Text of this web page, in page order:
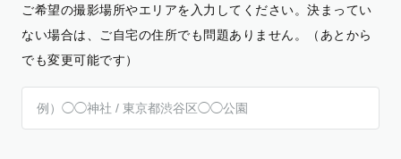
ご希望の撮影場所やエリアを入力してください。決まってい
ない場合は、ご自宅の住所でも問題ありません。（あとから
でも変更可能です）